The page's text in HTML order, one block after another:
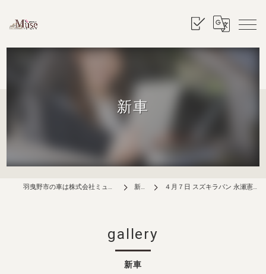
新車
羽曳野市の車は株式会社ミューズ 新車 ４月７日 スズキラパン 永瀬憲二様
新車
gallery